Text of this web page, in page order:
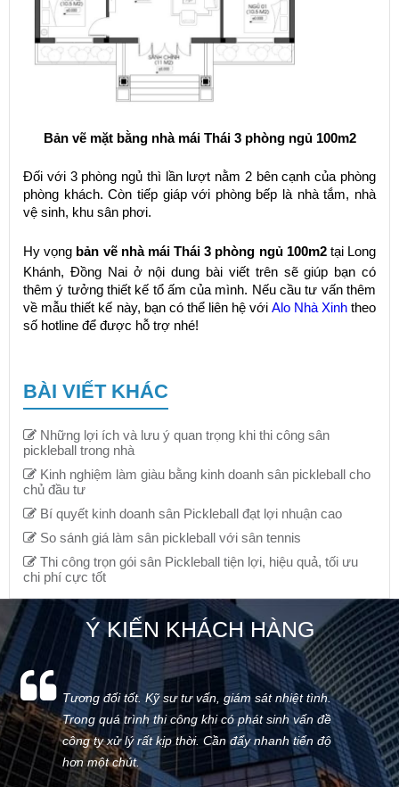
Bản vẽ mặt bằng nhà mái Thái 3 phòng ngủ 100m2
Đối với 3 phòng ngủ thì lần lượt nằm 2 bên cạnh của phòng
phòng khách. Còn tiếp giáp với phòng bếp là nhà tắm, nhà
vệ sinh, khu sân phơi.
Hy vọng bản vẽ nhà mái Thái 3 phòng ngủ 100m2tại Long
Khánh, Đồng Nai ở nội dung bài viết trên sẽ giúp bạn có
thêm ý tưởng thiết kế tổ ấm của mình. Nếu cầu tư vấn thêm
về mẫu thiết kế này, bạn có thể liên hệ với Alo Nhà Xinhtheo
số hotline để được hỗ trợ nhé!
BÀI VIẾT KHÁC
Những lợi ích và lưu ý quan trọng khi thi công sân
pickleball trong nhà
Kinh nghiệm làm giàu bằng kinh doanh sân pickleball cho
chủ đầu tư
Bí quyết kinh doanh sân Pickleball đạt lợi nhuận cao
So sánh giá làm sân pickleball với sân tennis
Thi công trọn gói sân Pickleball tiện lợi, hiệu quả, tối ưu
chi phí cực tốt
Ý KIẾN KHÁCH HÀNG
Tương đối tốt. Kỹ sư tư vấn, giám sát nhiệt tình.
Trong quá trình thi công khi có phát sinh vấn đề
công ty xử lý rất kịp thời. Cần đẩy nhanh tiến độ
hơn một chút.